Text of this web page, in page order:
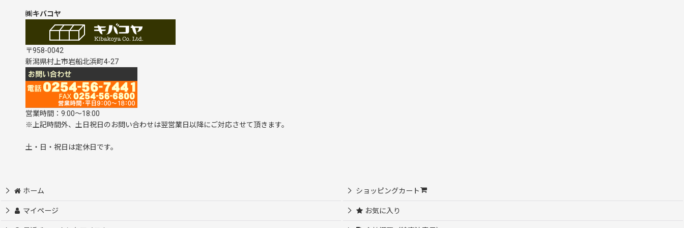
㈱キバコヤ
〒958-0042
新潟県村上市岩船北浜町4-27
営業時間：9:00～18:00
※上記時間外、土日祝日のお問い合わせは翌営業日以降にご対応させて頂きます。
土・日・祝日は定休日です。
ホーム ショッピングカート
マイページ お気に入り